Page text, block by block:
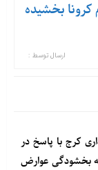
بخشیده
ارسال توسط :
کرج با پاسخ در
بخشودگی عوارض